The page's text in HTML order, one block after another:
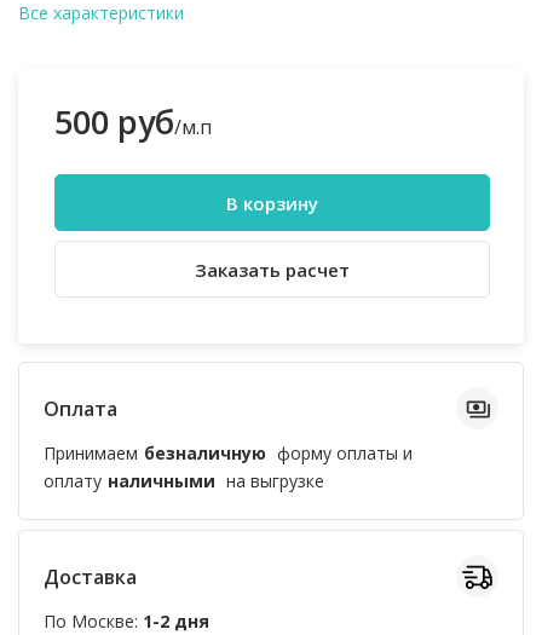
Все характеристики
500 руб/м.п
В корзину
Заказать расчет
Оплата
Принимаем безналичную форму оплаты и
оплату наличными на выгрузке
Доставка
По Москве: 1-2 дня